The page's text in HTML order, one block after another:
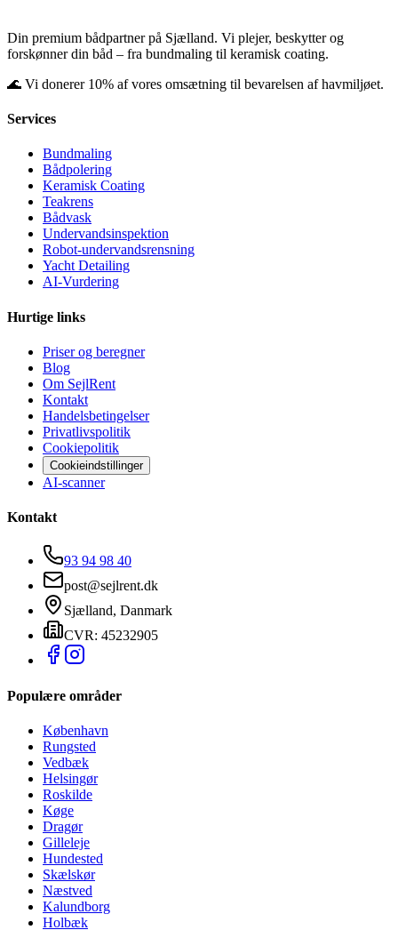
Din premium bådpartner på Sjælland. Vi plejer, beskytter og
forskønner din båd – fra bundmaling til keramisk coating.
🌊 Vi donerer 10% af vores omsætning til bevarelsen af havmiljøet.
Services
Bundmaling
Bådpolering
Keramisk Coating
Teakrens
Bådvask
Undervandsinspektion
Robot-undervandsrensning
Yacht Detailing
AI-Vurdering
Hurtige links
Priser og beregner
Blog
Om SejlRent
Kontakt
Handelsbetingelser
Privatlivspolitik
Cookiepolitik
Cookieindstillinger
AI-scanner
Kontakt
93 94 98 40
post@sejlrent.dk
Sjælland, Danmark
CVR: 45232905
Populære områder
København
Rungsted
Vedbæk
Helsingør
Roskilde
Køge
Dragør
Gilleleje
Hundested
Skælskør
Næstved
Kalundborg
Holbæk